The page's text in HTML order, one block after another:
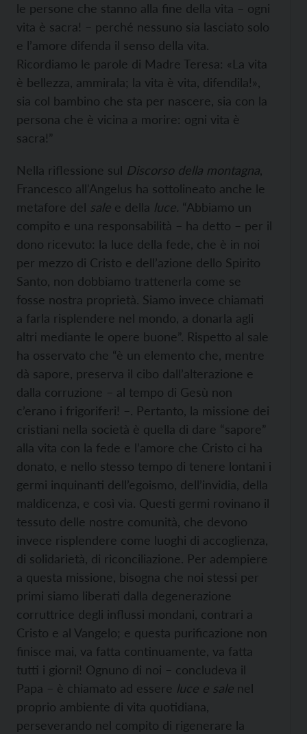
le persone che stanno alla fine della vita – ogni
vita è sacra! – perché nessuno sia lasciato solo
e l’amore difenda il senso della vita.
Ricordiamo le parole di Madre Teresa: «La vita
è bellezza, ammirala; la vita è vita, difendila!»,
sia col bambino che sta per nascere, sia con la
persona che è vicina a morire: ogni vita è
sacra!”
Nella riflessione sul Discorso della montagna
Francesco all'Angelus ha sottolineato anche le
metafore del sale e della luce. “Abbiamo un
compito e una responsabilità – ha detto – per il
dono ricevuto: la luce della fede, che è in noi
per mezzo di Cristo e dell’azione dello Spirito
Santo, non dobbiamo trattenerla come se
fosse nostra proprietà. Siamo invece chiamati
a farla risplendere nel mondo, a donarla agli
altri mediante le opere buone”. Rispetto al sale
ha osservato che “è un elemento che, mentre
dà sapore, preserva il cibo dall’alterazione e
dalla corruzione – al tempo di Gesù non
c’erano i frigoriferi! –. Pertanto, la missione dei
cristiani nella società è quella di dare “sapore”
alla vita con la fede e l’amore che Cristo ci ha
donato, e nello stesso tempo di tenere lontani i
germi inquinanti dell’egoismo, dell’invidia, della
maldicenza, e così via. Questi germi rovinano il
tessuto delle nostre comunità, che devono
invece risplendere come luoghi di accoglienza,
di solidarietà, di riconciliazione. Per adempiere
a questa missione, bisogna che noi stessi per
primi siamo liberati dalla degenerazione
corruttrice degli influssi mondani, contrari a
Cristo e al Vangelo; e questa purificazione non
finisce mai, va fatta continuamente, va fatta
tutti i giorni! Ognuno di noi – concludeva il
Papa – è chiamato ad essere luce e sale nel
proprio ambiente di vita quotidiana,
perseverando nel compito di rigenerare la